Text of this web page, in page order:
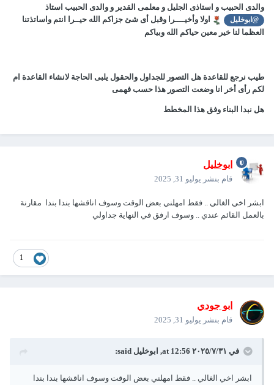
والدى الحبيب و استاذى الجليل و معلمى القدير و والدى الحبيب استاذ
@ابوخليل
اولا وأخيــــرا وقبل أى شئ جزاكم الله حيــرا انتم واساتذتنا
العظما لنا خير معين حياكم الله وبياكم
طيب نرجع للقاعدة هل التصور للجداول والحقول يلبى الحاجة لانشاء القاعدة ام
لكم رأى أخر انا وضعت التصور هذا حسب فهمى
هل نبدا البناء وفق هذا المخطط
ابوخليل
قام بنشر يوليو 31, 2025
ابشر اخي الغالي .. فقط امهلني بعض الوقت وسوف اناقشها بندا بندا مقارنة
بالعمل القائم عندي .. وسوف ارفق في النهاية جداولي
1
ابو جودي
قام بنشر يوليو 31, 2025
في ٣١‏/٧‏/٢٠٢٥ at 12:56, ابوخليل said:
ابشر اخي الغالي .. فقط امهلني بعض الوقت وسوف اناقشها بندا بندا